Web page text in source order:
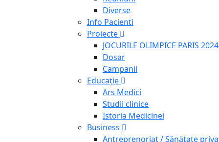
Diverse
Info Pacienti
Proiecte
JOCURILE OLIMPICE PARIS 2024
Dosar
Campanii
Educație
Ars Medici
Studii clinice
Istoria Medicinei
Business
Antreprenoriat / Sănătate